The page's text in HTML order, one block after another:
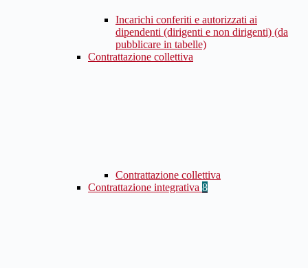
Incarichi conferiti e autorizzati ai
dipendenti (dirigenti e non dirigenti) (da
pubblicare in tabelle)
Contrattazione collettiva
Contrattazione collettiva
Contrattazione integrativa 8